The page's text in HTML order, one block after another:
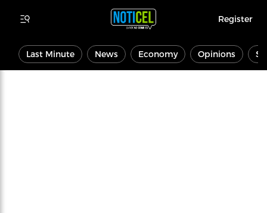
Register
Last Minute News Economy Opinions